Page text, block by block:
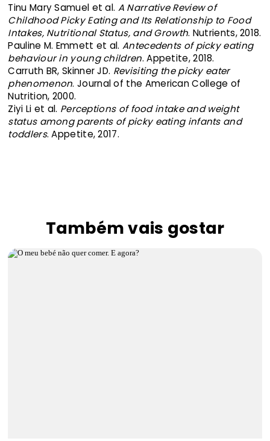
Tinu Mary Samuel et al. A Narrative Review of
Childhood Picky Eating and Its Relationship to Food
Intakes, Nutritional Status, and Growth. Nutrients, 2018.
Pauline M. Emmett et al. Antecedents of picky eating
behaviour in young children. Appetite, 2018.
Carruth BR, Skinner JD. Revisiting the picky eater
phenomenon. Journal of the American College of
Nutrition, 2000.
Ziyi Li et al. Perceptions of food intake and weight
status among parents of picky eating infants and
toddlers. Appetite, 2017.
Também vais gostar